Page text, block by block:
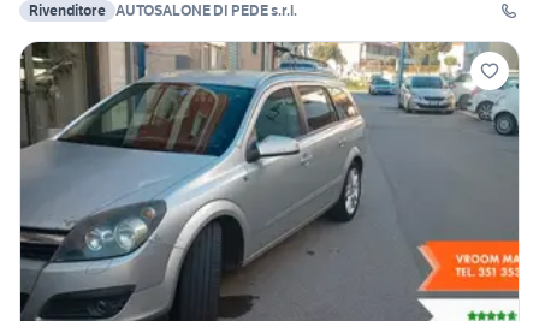
Rivenditore AUTOSALONE DI PEDE s.r.l.